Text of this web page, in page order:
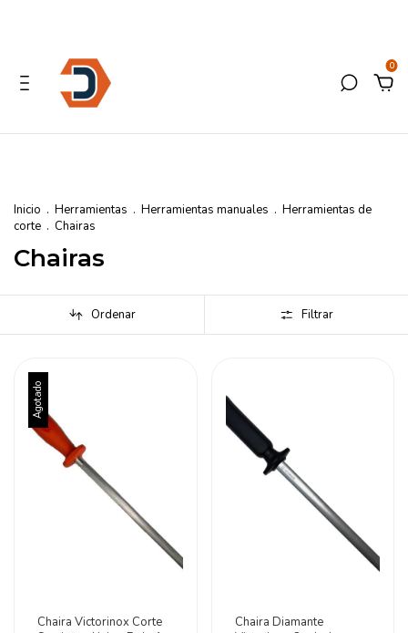
0
Inicio . Herramientas . Herramientas manuales . Herramientas de
corte . Chairas
Chairas
Ordenar Filtrar
Agotado
Chaira Victorinox Corte
Chaira Diamante